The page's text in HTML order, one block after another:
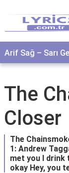
Arif Sağ – Sarı
The
Closer
The
1: Andrew
met you I drink
okay Hey, you